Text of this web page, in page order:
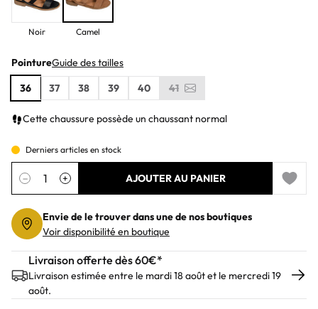
Noir Camel
PointureGuide des tailles
36
37 38 39 40 41
Cette chaussure possède un chaussant normal
Derniers articles en stock
Quantité
− + AJOUTER AU PANIER
Add to
Envie de le trouver dans une de nos boutiques
Voir disponibilité en boutique
Livraison offerte dès 60€*
Livraison estimée entre le mardi 18 août et le mercredi 19
août.